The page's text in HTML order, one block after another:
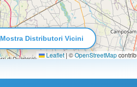
Leaflet | ©OpenStreetMap
Mostra Distributori Vicini